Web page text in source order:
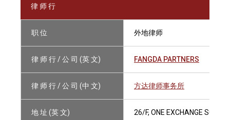
律 师 行
职 位 外地律师
律 师 行 / 公 司 (英 文) FANGDA PARTNERS
律 师 行 / 公 司 (中 文) 方达律师事务所
地 址 (英 文) 26/F, ONE EXCHANGE